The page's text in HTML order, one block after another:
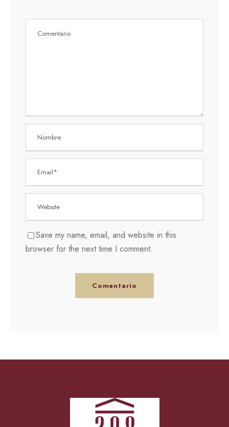
Save my name, email, and website in this
browser for the next time I comment.